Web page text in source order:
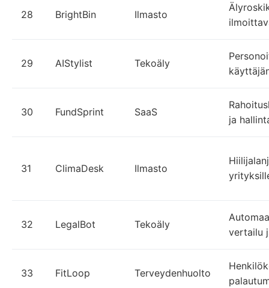
28 BrightBin Ilmasto
29 AIStylist Tekoäly
30 FundSprint SaaS
ja
31 ClimaDesk Ilmasto
32 LegalBot Tekoäly
vertailu
33 FitLoop Terveydenhuolto